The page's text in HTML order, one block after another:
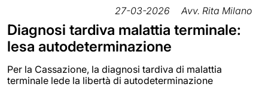
27-03-2026 Avv. Rita Milano
Diagnosi tardiva malattia terminale:
lesa autodeterminazione
Per la Cassazione, la diagnosi tardiva di malattia
terminale lede la libertà di autodeterminazione